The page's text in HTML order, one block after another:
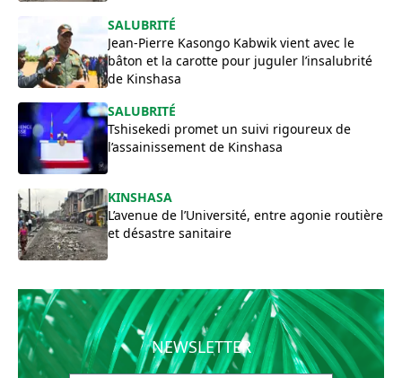
SALUBRITÉ
Jean-Pierre Kasongo Kabwik vient avec le
bâton et la carotte pour juguler l’insalubrité
de Kinshasa
SALUBRITÉ
Tshisekedi promet un suivi rigoureux de
l’assainissement de Kinshasa
KINSHASA
L’avenue de l’Université, entre agonie routière
et désastre sanitaire
NEWSLETTER